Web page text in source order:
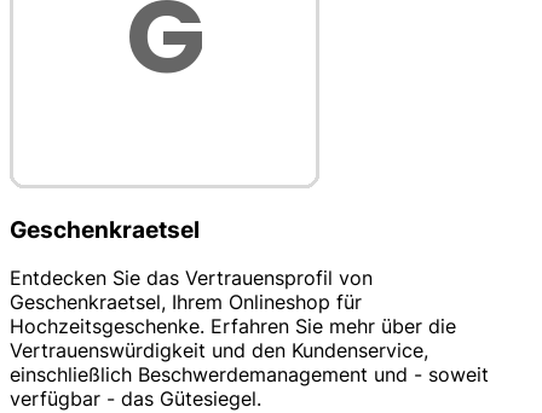
Geschenkraetsel
Entdecken Sie das Vertrauensprofil von
Geschenkraetsel, Ihrem Onlineshop für
Hochzeitsgeschenke. Erfahren Sie mehr über die
Vertrauenswürdigkeit und den Kundenservice,
einschließlich Beschwerdemanagement und - soweit
verfügbar - das Gütesiegel.